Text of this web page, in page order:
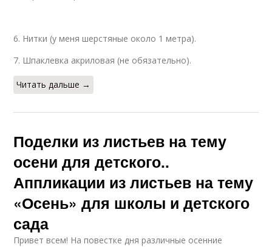
6. Нитки (у меня шерстяные около 1 метра).
7. Шпаклевка акриловая (не обязательно).
Читать дальше →
Поделки из листьев на тему
осени для детского..
Аппликации из листьев на тему
«Осень» для школы и детского
сада
Привет всем! На повестке дня различные осенние